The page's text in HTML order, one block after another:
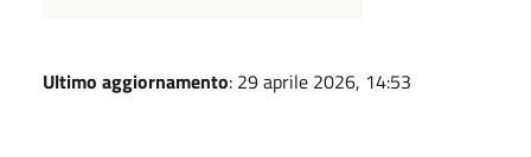
Ultimo aggiornamento: 29 aprile 2026, 14:53